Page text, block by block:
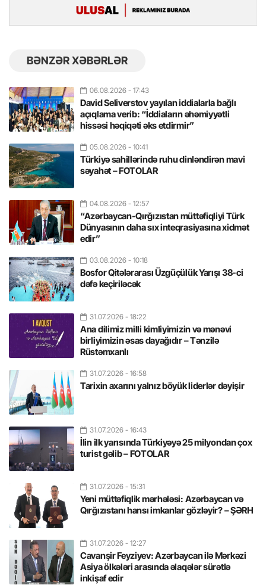
BƏNZƏR XƏBƏRLƏR
06.08.2026 - 17:43
David Seliverstov yayılan iddialarla bağlı
açıqlama verib: “İddiaların əhəmiyyətli
hissəsi həqiqəti əks etdirmir”
05.08.2026 - 10:41
Türkiyə sahillərində ruhu dinləndirən mavi
səyahət – FOTOLAR
04.08.2026 - 12:57
“Azərbaycan-Qırğızıstan müttəfiqliyi Türk
Dünyasının daha sıx inteqrasiyasına xidmət
edir”
03.08.2026 - 10:18
Bosfor Qitələrarası Üzgüçülük Yarışı 38-ci
dəfə keçiriləcək
31.07.2026 - 18:22
Ana dilimiz milli kimliyimizin və mənəvi
birliyimizin əsas dayağıdır – Tənzilə
Rüstəmxanlı
31.07.2026 - 16:58
Tarixin axarını yalnız böyük liderlər dəyişir
31.07.2026 - 16:43
İlin ilk yarısında Türkiyəyə 25 milyondan çox
turist gəlib – FOTOLAR
31.07.2026 - 15:31
Yeni müttəfiqlik mərhələsi: Azərbaycan və
Qırğızıstanı hansı imkanlar gözləyir? – ŞƏRH
31.07.2026 - 12:27
Cavanşir Feyziyev: Azərbaycan ilə Mərkəzi
Asiya ölkələri arasında əlaqələr sürətlə
inkişaf edir